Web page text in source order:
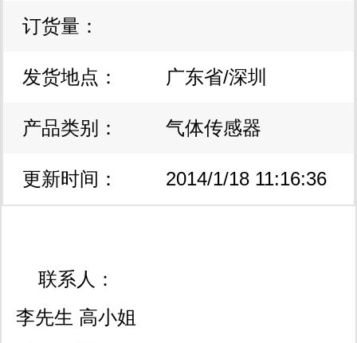
进新的产品和新技术。 为设计师提供
种产品线;所有货物从原厂订购,质量绝
对保证；交货速度快,3-7天国内交货；
无最小量限制：1片起订,灵活包装。当
要求时：请告诉我们您所需的产品及其
制造商（或者
订货量：
发货地点： 广东省/深圳
产品类别： 气体传感器
更新时间： 2014/1/18 11:16:36
联系人：
李先生 高小姐